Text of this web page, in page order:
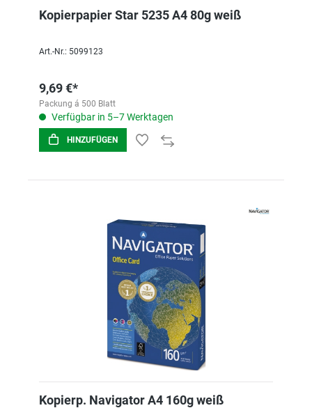
Kopierpapier Star 5235 A4 80g weiß
Art.-Nr.: 5099123
9,69 €*
Packung á 500 Blatt
Verfügbar in 5–7 Werktagen
HINZUFÜGEN
Kopierp. Navigator A4 160g weiß